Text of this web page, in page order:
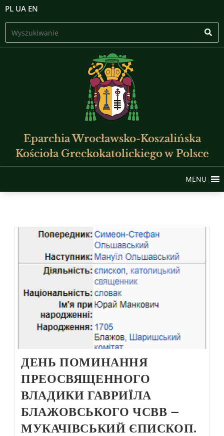
PL UA EN
Eparchia Wrocławsko-Koszalińska
Kościoła Greckokatolickiego w Polsce
MENU
ДЕНЬ ПОМИНАННЯ
ПРЕОСВЯЩЕННОГО
ВЛАДИКИ ГАВРИЇЛА
БЛАЖОВСЬКОГО ЧСВВ –
МУКАЧІВСЬКИЙ ЄПИСКОП.